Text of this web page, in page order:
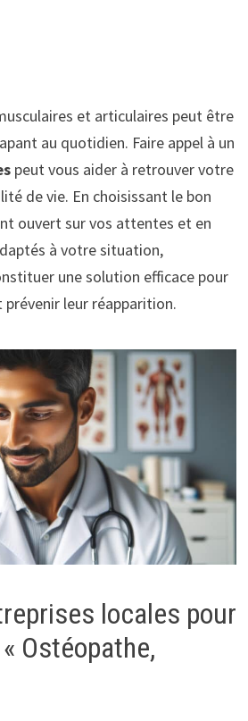
et articulaires peut être
au quotidien. Faire appel à un
peut vous aider à retrouver votre
de vie. En choisissant le bon
ouvert sur vos attentes et en
à votre situation,
une solution efficace pour
leur réapparition.
locales pour
Ostéopathe,